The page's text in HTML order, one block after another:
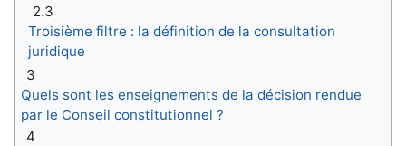
2.3
Troisième filtre : la définition de la consultation
juridique
3
Quels sont les enseignements de la décision rendue
par le Conseil constitutionnel ?
4